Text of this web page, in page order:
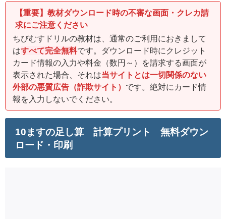
【重要】教材ダウンロード時の不審な画面・クレカ請
求にご注意ください
ちびむすドリルの教材は、通常のご利用におきまして
はすべて完全無料です。ダウンロード時にクレジット
カード情報の入力や料金（数円～）を請求する画面が
表示された場合、それは当サイトとは一切関係のない
外部の悪質広告（詐欺サイト） です。絶対にカード情
報を入力しないでください。
10ますの足し算 計算プリント 無料ダウン
ロード・印刷